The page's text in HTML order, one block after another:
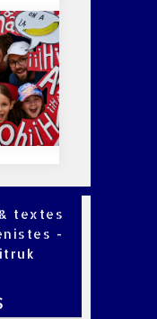
textes
-